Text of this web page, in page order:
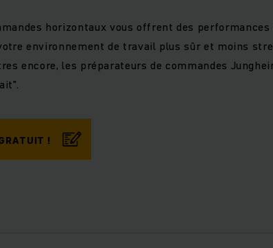
horizontaux vous offrent des
environnement de travail plus sûr et moins
encore, les préparateurs de commandes
!